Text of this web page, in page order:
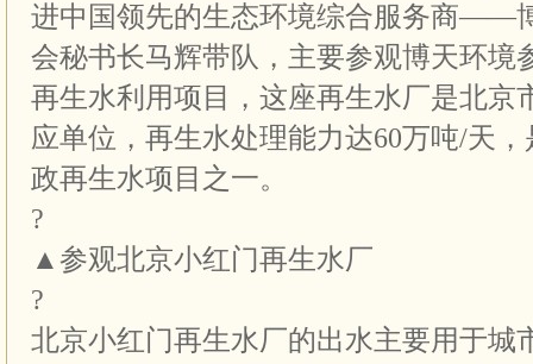
进中国领先的生态环境综合服务商——
会秘书长马辉带队，主要参观博天环境
再生水利用项目，这座再生水厂是北京
应单位，再生水处理能力达60万吨/天
政再生水项目之一。
?
▲参观北京小红门再生水厂
?
北京小红门再生水厂的出水主要用于城